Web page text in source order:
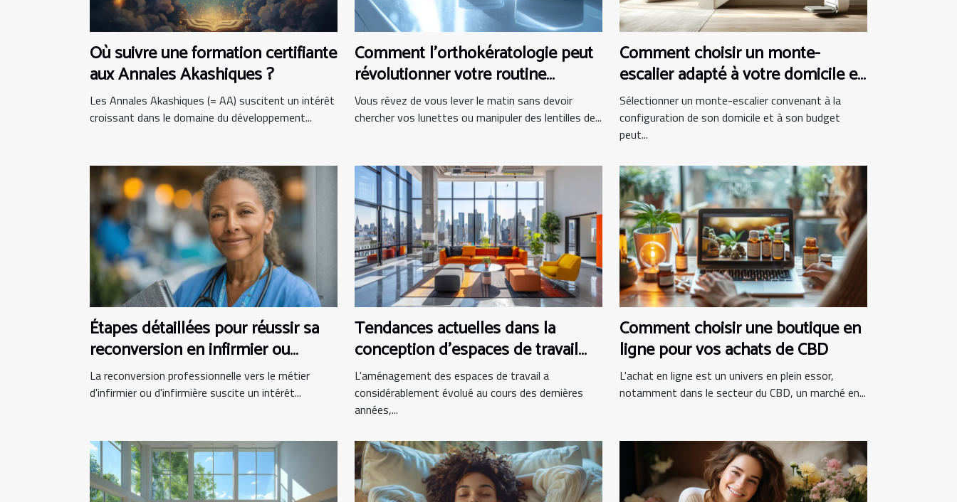
Où suivre une formation certifiante
aux Annales Akashiques ?
Les Annales Akashiques (= AA) suscitent un intérêt
croissant dans le domaine du développement...
Comment l'orthokératologie peut
révolutionner votre routine
matinale ?
Vous rêvez de vous lever le matin sans devoir
chercher vos lunettes ou manipuler des lentilles de...
Comment choisir un monte-
escalier adapté à votre domicile et
budget
Sélectionner un monte-escalier convenant à la
configuration de son domicile et à son budget
peut...
Étapes détaillées pour réussir sa
reconversion en infirmier ou
infirmière
La reconversion professionnelle vers le métier
d'infirmier ou d'infirmière suscite un intérêt...
Tendances actuelles dans la
conception d'espaces de travail
modernes
L'aménagement des espaces de travail a
considérablement évolué au cours des dernières
années,...
Comment choisir une boutique en
ligne pour vos achats de CBD
L'achat en ligne est un univers en plein essor,
notamment dans le secteur du CBD, un marché en...